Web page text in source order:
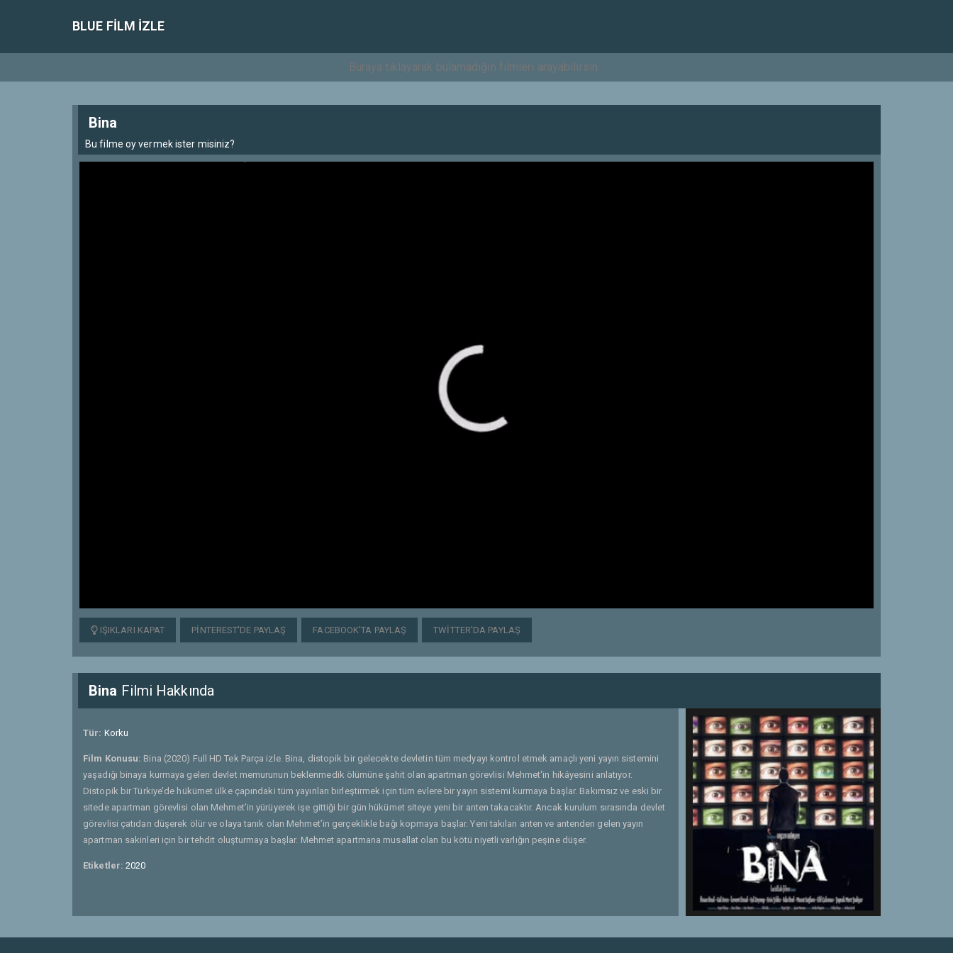
BLUE FILM IZLE
Bina
Bu filme oy vermek ister misiniz?
IŞIKLARI KAPAT PINTEREST'DE PAYLAŞ FACEBOOK'TA PAYLAŞ TWITTER'DA PAYLAŞ
Bina Filmi Hakkında
Tür: Korku
Film Konusu: Bina (2020) Full HD Tek Parça izle. Bina, distopik bir gelecekte devletin tüm medyayı kontrol etmek amaçlı yeni yayın sistemini
yaşadığı binaya kurmaya gelen devlet memurunun beklenmedik ölümüne şahit olan apartman görevlisi Mehmet'in hikâyesini anlatıyor.
Distopik bir Türkiye’de hükümet ülke çapındaki tüm yayınları birleştirmek için tüm evlere bir yayın sistemi kurmaya başlar. Bakımsız ve eski bir
sitede apartman görevlisi olan Mehmet’in yürüyerek işe gittiği bir gün hükümet siteye yeni bir anten takacaktır. Ancak kurulum sırasında devlet
görevlisi çatıdan düşerek ölür ve olaya tanık olan Mehmet’in gerçeklikle bağı kopmaya başlar. Yeni takılan anten ve antenden gelen yayın
apartman sakinleri için bir tehdit oluşturmaya başlar. Mehmet apartmana musallat olan bu kötü niyetli varlığın peşine düşer.
Etiketler:2020